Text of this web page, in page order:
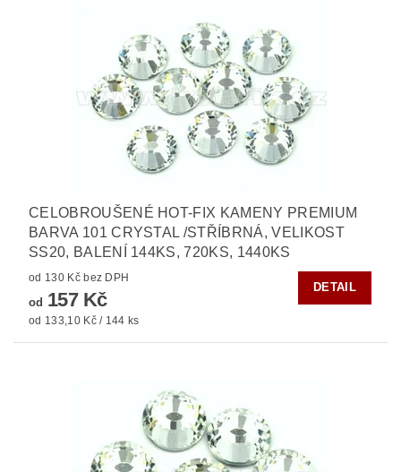
CELOBROUŠENÉ HOT-FIX KAMENY PREMIUM
BARVA 101 CRYSTAL /STŘÍBRNÁ, VELIKOST
SS20, BALENÍ 144KS, 720KS, 1440KS
od 130 Kč bez DPH
od 157 Kč
od 133,10 Kč / 144 ks
DETAIL